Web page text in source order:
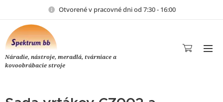
Otvorené v pracovné dni od 7:30 - 16:00
Náradie, nástroje, meradlá, tvárniace a
kovoobrábacie stroje